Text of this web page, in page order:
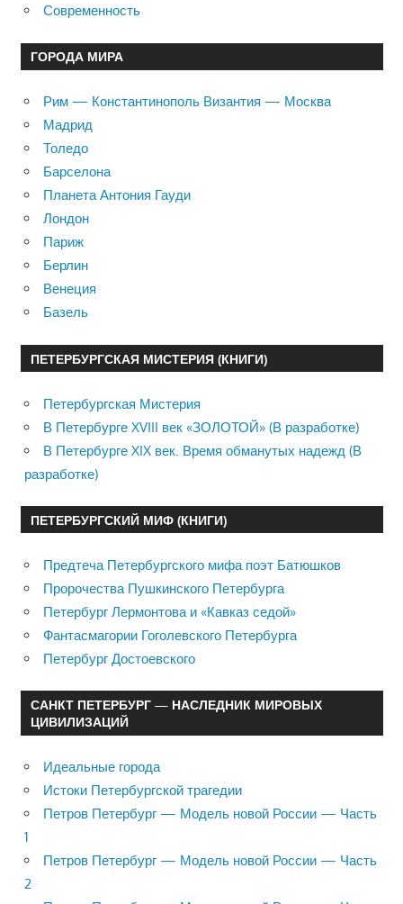
Современность
ГОРОДА МИРА
Рим — Константинополь Византия — Москва
Мадрид
Толедо
Барселона
Планета Антония Гауди
Лондон
Париж
Берлин
Венеция
Базель
ПЕТЕРБУРГСКАЯ МИСТЕРИЯ (КНИГИ)
Петербургская Мистерия
В Петербурге XVIII век «ЗОЛОТОЙ» (В разработке)
В Петербурге XIX век. Время обманутых надежд (В
разработке)
ПЕТЕРБУРГСКИЙ МИФ (КНИГИ)
Предтеча Петербургского мифа поэт Батюшков
Пророчества Пушкинского Петербурга
Петербург Лермонтова и «Кавказ седой»
Фантасмагории Гоголевского Петербурга
Петербург Достоевского
САНКТ ПЕТЕРБУРГ — НАСЛЕДНИК МИРОВЫХ
ЦИВИЛИЗАЦИЙ
Идеальные города
Истоки Петербургской трагедии
Петров Петербург — Модель новой России — Часть
1
Петров Петербург — Модель новой России — Часть
2